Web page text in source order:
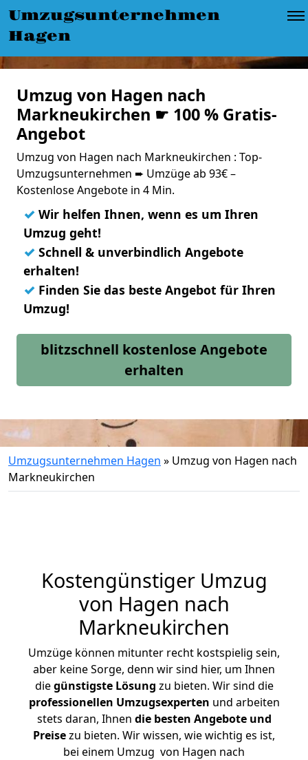
Umzugsunternehmen
Hagen
Umzug von Hagen nach
Markneukirchen ☛ 100 % Gratis-
Angebot
Umzug von Hagen nach Markneukirchen : Top-
Umzugsunternehmen ➨ Umzüge ab 93€ –
Kostenlose Angebote in 4 Min.
✓ Wir helfen Ihnen, wenn es um Ihren
Umzug geht!
✓ Schnell & unverbindlich Angebote
erhalten!
✓ Finden Sie das beste Angebot für Ihren
Umzug!
blitzschnell kostenlose Angebote
erhalten
Umzugsunternehmen Hagen » Umzug von Hagen nach
Markneukirchen
Kostengünstiger Umzug
von Hagen nach
Markneukirchen
Umzüge können mitunter recht kostspielig sein,
aber keine Sorge, denn wir sind hier, um Ihnen
diegünstigste Lösung zu bieten. Wir sind die
professionellen Umzugsexperten und arbeiten
stets daran, Ihnen die besten Angebote und
Preisezu bieten. Wir wissen, wie wichtig es ist,
bei einem Umzug von Hagen nach